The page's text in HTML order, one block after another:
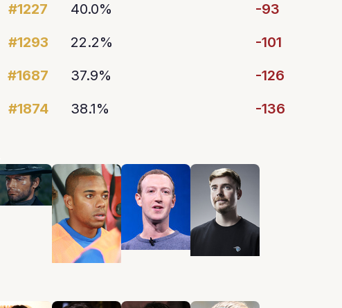
#1227 40.0%
-93
#1293 22.2%
-101
#1687 37.9%
-126
#1874 38.1% -136